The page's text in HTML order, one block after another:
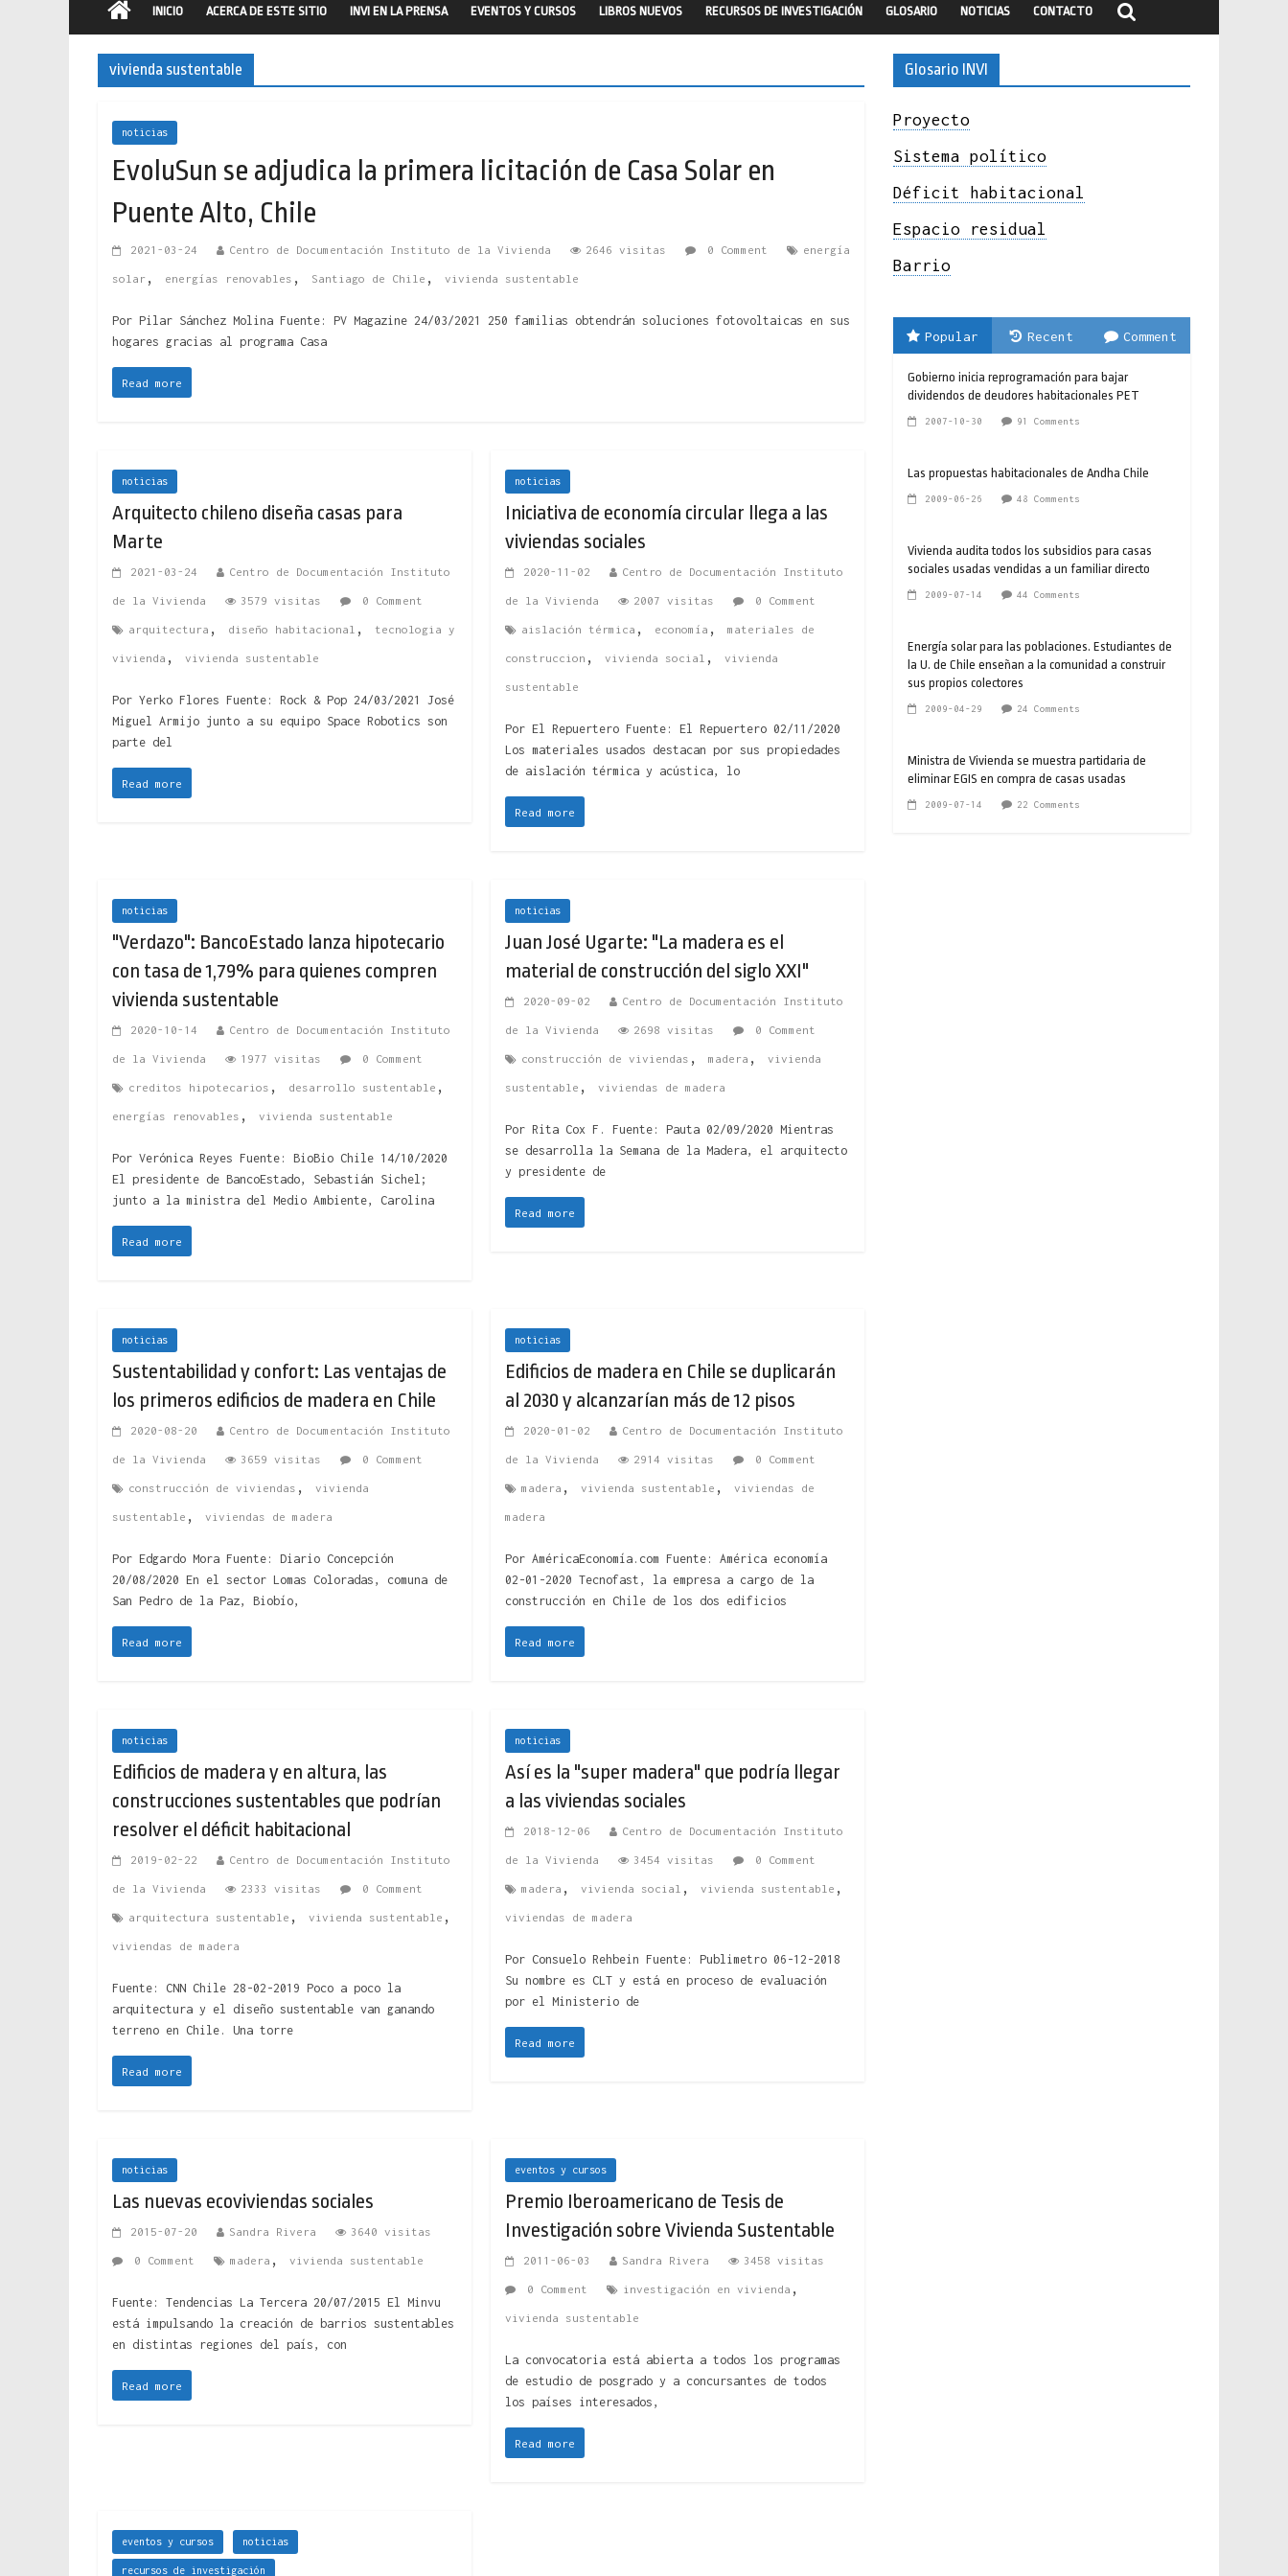
INICIO ACERCA DE ESTE SITIO INVI EN LA PRENSA EVENTOS Y CURSOS LIBROS NUEVOS RECURSOS DE INVESTIGACIÓN GLOSARIO NOTICIAS CONTACTO
vivienda sustentable
noticias
EvoluSun se adjudica la primera licitación de Casa Solar en
Puente Alto, Chile
2021-03-24 Centro de Documentación Instituto de la Vivienda 2646 visitas 0 Comment energía
solar , energías renovables , Santiago de Chile , vivienda sustentable
Por Pilar Sánchez Molina Fuente: PV Magazine 24/03/2021 250 familias obtendrán soluciones fotovoltaicas en sus
hogares gracias al programa Casa
Read more
noticias
Arquitecto chileno diseña casas para
Marte
2021-03-24 Centro de Documentación Instituto
de la Vivienda 3579 visitas 0 Comment
arquitectura , diseño habitacional , tecnologia y
vivienda , vivienda sustentable
Por Yerko Flores Fuente: Rock & Pop 24/03/2021 José
Miguel Armijo junto a su equipo Space Robotics son
parte del
Read more
noticias
Iniciativa de economía circular llega a las
viviendas sociales
2020-11-02 Centro de Documentación Instituto
de la Vivienda 2007 visitas 0 Comment
aislación térmica , economía ,materiales de
construccion ,vivienda social ,vivienda
sustentable
Por El Repuertero Fuente: El Repuertero 02/11/2020
Los materiales usados destacan por sus propiedades
de aislación térmica y acústica, lo
Read more
noticias
"Verdazo": BancoEstado lanza hipotecario
con tasa de 1,79% para quienes compren
vivienda sustentable
2020-10-14 Centro de Documentación Instituto
de la Vivienda 1977 visitas 0 Comment
creditos hipotecarios , desarrollo sustentable ,
energías renovables , vivienda sustentable
Por Verónica Reyes Fuente: BioBio Chile 14/10/2020
El presidente de BancoEstado, Sebastián Sichel;
junto a la ministra del Medio Ambiente, Carolina
Read more
noticias
Juan José Ugarte: "La madera es el
material de construcción del siglo XXI"
2020-09-02 Centro de Documentación Instituto
de la Vivienda 2698 visitas 0 Comment
construcción de viviendas ,madera ,vivienda
sustentable ,viviendas de madera
Por Rita Cox F. Fuente: Pauta 02/09/2020 Mientras
se desarrolla la Semana de la Madera, el arquitecto
y presidente de
Read more
noticias
Sustentabilidad y confort: Las ventajas de
los primeros edificios de madera en Chile
2020-08-20 Centro de Documentación Instituto
de la Vivienda 3659 visitas 0 Comment
construcción de viviendas , vivienda
sustentable , viviendas de madera
Por Edgardo Mora Fuente: Diario Concepción
20/08/2020 En el sector Lomas Coloradas, comuna de
San Pedro de la Paz, Biobío,
Read more
noticias
Edificios de madera en Chile se duplicarán
al 2030 y alcanzarían más de 12 pisos
2020-01-02 Centro de Documentación Instituto
de la Vivienda 2914 visitas 0 Comment
madera ,vivienda sustentable ,viviendas de
madera
Por AméricaEconomía.com Fuente: América economía
02-01-2020 Tecnofast, la empresa a cargo de la
construcción en Chile de los dos edificios
Read more
noticias
Edificios de madera y en altura, las
construcciones sustentables que podrían
resolver el déficit habitacional
2019-02-22 Centro de Documentación Instituto
de la Vivienda 2333 visitas 0 Comment
arquitectura sustentable , vivienda sustentable ,
viviendas de madera
Fuente: CNN Chile 28-02-2019 Poco a poco la
arquitectura y el diseño sustentable van ganando
terreno en Chile. Una torre
Read more
noticias
Así es la "super madera" que podría llegar
a las viviendas sociales
2018-12-06 Centro de Documentación Instituto
de la Vivienda 3454 visitas 0 Comment
madera ,vivienda social ,vivienda sustentable ,
viviendas de madera
Por Consuelo Rehbein Fuente: Publimetro 06-12-2018
Su nombre es CLT y está en proceso de evaluación
por el Ministerio de
Read more
noticias
Las nuevas ecoviviendas sociales
2015-07-20 Sandra Rivera 3640 visitas
0 Comment madera , vivienda sustentable
Fuente: Tendencias La Tercera 20/07/2015 El Minvu
está impulsando la creación de barrios sustentables
en distintas regiones del país, con
Read more
eventos y cursos
Premio Iberoamericano de Tesis de
Investigación sobre Vivienda Sustentable
2011-06-03 Sandra Rivera 3458 visitas
0 Comment investigación en vivienda ,
vivienda sustentable
La convocatoria está abierta a todos los programas
de estudio de posgrado y a concursantes de todos
los países interesados,
Read more
eventos y cursos noticias
recursos de investigación
Glosario INVI
Proyecto
Sistema político
Déficit habitacional
Espacio residual
Barrio
Popular Recent Comment
Gobierno inicia reprogramación para bajar
dividendos de deudores habitacionales PET
2007-10-30 91 Comments
Las propuestas habitacionales de Andha Chile
2009-06-26 48 Comments
Vivienda audita todos los subsidios para casas
sociales usadas vendidas a un familiar directo
2009-07-14 44 Comments
Energía solar para las poblaciones. Estudiantes de
la U. de Chile enseñan a la comunidad a construir
sus propios colectores
2009-04-29 24 Comments
Ministra de Vivienda se muestra partidaria de
eliminar EGIS en compra de casas usadas
2009-07-14 22 Comments